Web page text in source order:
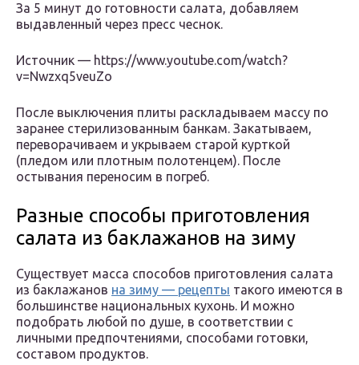
За 5 минут до готовности салата, добавляем
выдавленный через пресс чеснок.
Источник — https://www.youtube.com/watch?
v=Nwzxq5veuZo
После выключения плиты раскладываем массу по
заранее стерилизованным банкам. Закатываем,
переворачиваем и укрываем старой курткой
(пледом или плотным полотенцем). После
остывания переносим в погреб.
Разные способы приготовления
салата из баклажанов на зиму
Существует масса способов приготовления салата
из баклажанов на зиму — рецепты такого имеются в
большинстве национальных кухонь. И можно
подобрать любой по душе, в соответствии с
личными предпочтениями, способами готовки,
составом продуктов.